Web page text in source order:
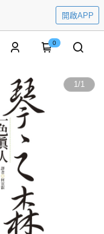
開啟APP
0
1/1